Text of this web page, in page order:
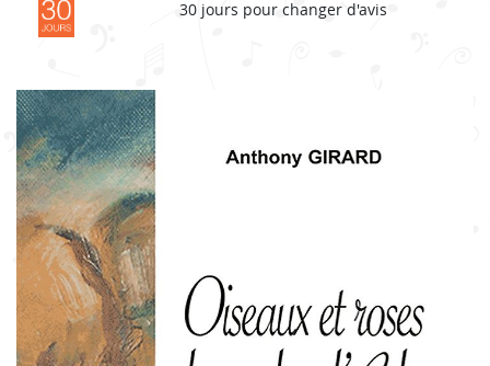
30 jours pour changer d'avis